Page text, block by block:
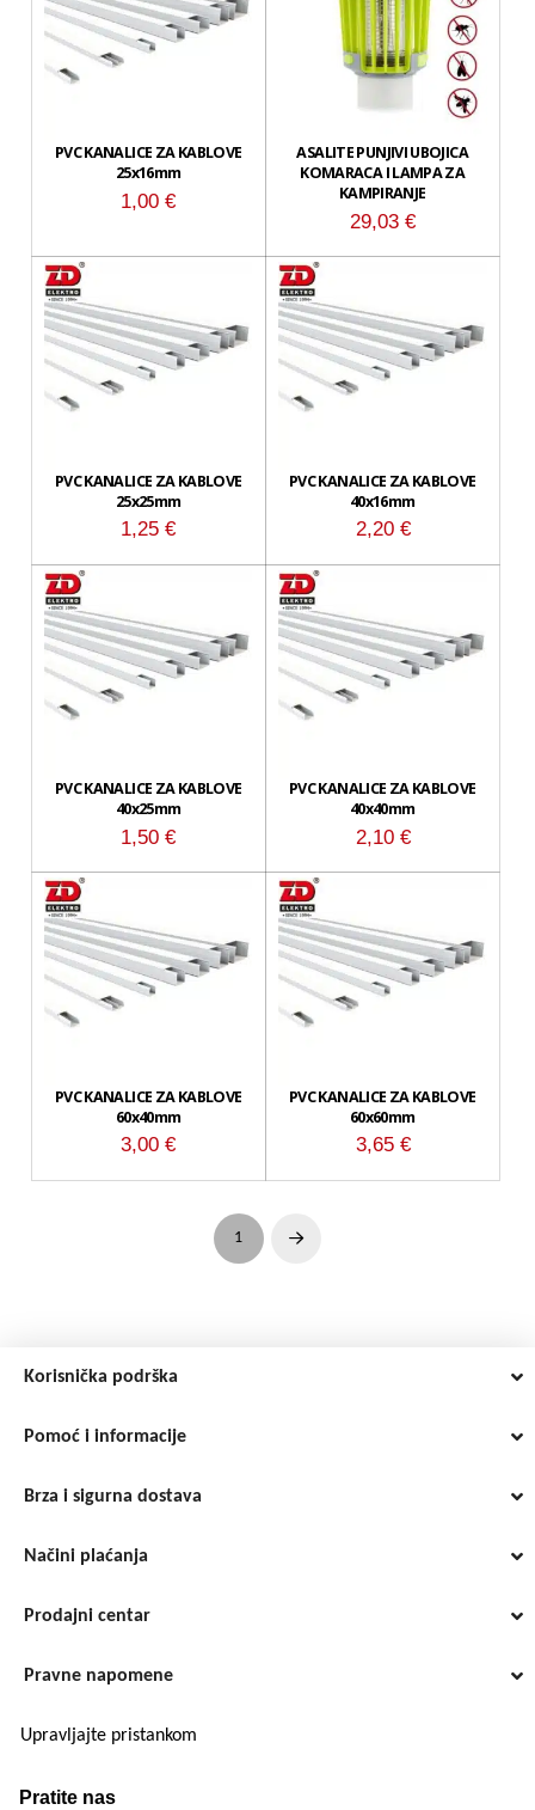
PVC KANALICE ZA KABLOVE
25x16mm
1,00€
ASALITE PUNJIVI UBOJICA
KOMARACA I LAMPA ZA
KAMPIRANJE
29,03€
PVC KANALICE ZA KABLOVE
25x25mm
1,25€
PVC KANALICE ZA KABLOVE
40x16mm
2,20 €
PVC KANALICE ZA KABLOVE
40x25mm
1,50€
PVC KANALICE ZA KABLOVE
40x40mm
2,10 €
PVC KANALICE ZA KABLOVE
60x40mm
3,00€
PVC KANALICE ZA KABLOVE
60x60mm
3,65 €
1 Next
Korisnička podrška
Pomoć i informacije
Brza i sigurna dostava
Načini plaćanja
Prodajni centar
Pravne napomene
Upravljajte pristankom
Pratite nas